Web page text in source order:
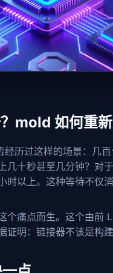
mold 如何重
历过这样的场景：几
几十秒甚至几分钟？对
时以上。这种等待不仅
个痛点而生。这个由前
证明：链接器不该是构